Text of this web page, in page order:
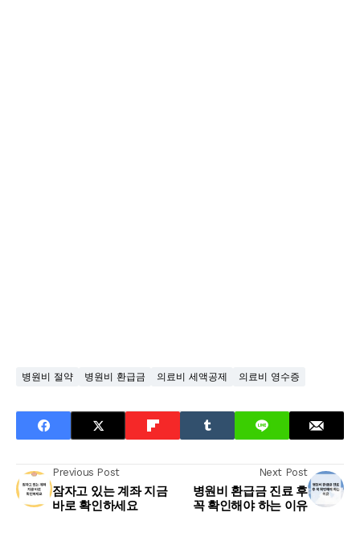
병원비 절약 병원비 환급금 의료비 세액공제 의료비 영수증
Previous Post
잠자고 있는 계좌 지금
바로 확인하세요
Next Post
병원비 환급금 진료 후
꼭 확인해야 하는 이유